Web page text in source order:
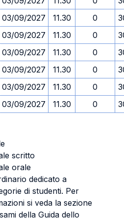
03/09/2027 11.30 0
03/09/2027 11.30 0
03/09/2027 11.30 0
03/09/2027 11.30 0
03/09/2027 11.30 0
03/09/2027 11.30 0
scritto
orale
dedicato a
di studenti. Per
si veda la sezione
della Guida dello